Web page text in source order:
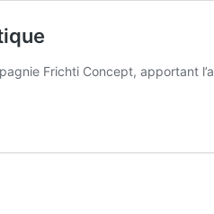
Frichti Concept, apportant